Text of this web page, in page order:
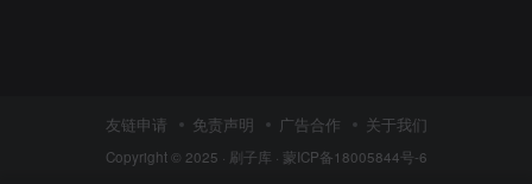
友链申请 免责声明 广告合作 关于我们
Copyright © 2025 · 刷子库 · 蒙ICP备18005844号-6